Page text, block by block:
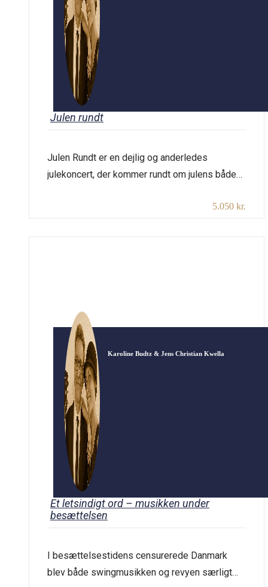
Julen rundt
Julen Rundt er en dejlig og anderledes
julekoncert, der kommer rundt om julens både
af et bredt udvalg af danske sange og sange
5.050 kr.
Karoline Budtz & Jens Christian Kwella
Et letsindigt ord – musikken under
besættelsen
I besættelsestidens censurerede Danmark
blev både swingmusikken og revyen særligt